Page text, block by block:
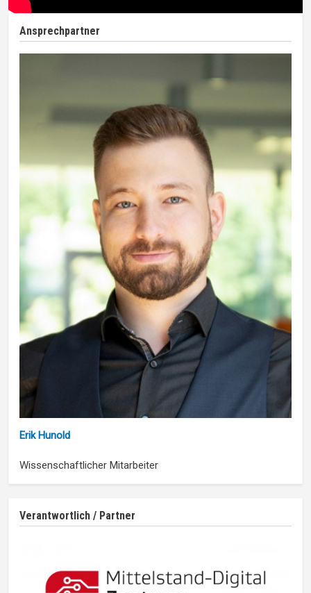
Ansprechpartner
Erik Hunold
Wissenschaftlicher Mitarbeiter
Verantwortlich / Partner